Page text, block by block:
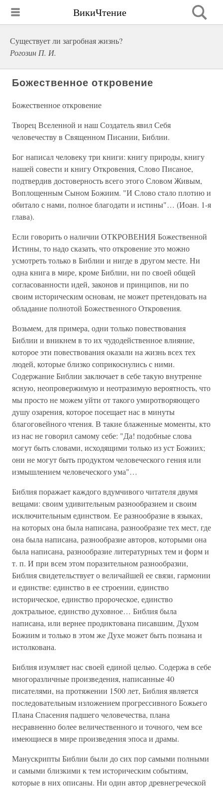
ВикиЧтение
Существует ли загробная жизнь?
Рогозин П. И.
Божественное откровение
Божественное откровение
Творец Вселенной и наш Создатель явил Себя
человечеству в Священном Писании, Библии.
Бог написал человеку три книги: книгу природы, книгу
нашей совести и книгу Откровения, Слово Писаное,
подтвердив достоверность всего этого Словом Живым,
Воплощенным Сыном Божиим. "И Слово стало плотию и
обитало с нами, полное благодати и истины"… (Иоан. 1-я
глава).
Если говорить о наличии ОТКРОВЕНИЯ Божественной
Истины, то надо сказать, что откровение это можно
усмотреть только в Библии и нигде в другом месте. Ни
одна книга в мире, кроме Библии, ни по своей общей
согласованности идей, законов и принципов, ни по
своим историческим основам, не может претендовать на
обладание полнотой Божественного Откровения.
Возьмем, для примера, одни только повествования
Библии и вникнем в то их чудодейственное влияние,
которое эти повествования оказали на жизнь всех тех
людей, которые близко соприкоснулись с ними.
Содержание Библии заключает в себе такую внутренне
ясную, неопровержимую и неотразимую вероятность, что
мы просто не можем уйти от такого умиротворяющего
душу озарения, которое посещает нас в минуты
благоговейного чтения. В такие блаженные моменты, кто
из нас не говорил самому себе: "Да! подобные слова
могут быть словами, исходящими только из уст Божиих;
они не могут быть продуктом человеческого гения или
измышлением человеческого ума"…
Библия поражает каждого вдумчивого читателя двумя
вещами: своим удивительным разнообразием и своим
исключительным единством. Ее разнообразие в языках,
на которых она была написана, разнообразие тех мест, где
она была написана, разнообразие авторов, которыми она
была написана, разнообразие литературных тем и форм и
т. п. И при всем этом поразительном разнообразии,
Библия свидетельствует о величайшей ее связи, гармонии
и единстве: единство в ее строении, единство
историческое, единство пророческое, единство
доктральное, единство духовное… Библия была
написана, или вернее продиктована писавшим, Духом
Божиим и только в этом же Духе может быть познана и
истолкована.
Библия изумляет нас своей единой целью. Содержа в себе
многоразличные произведения, написанные 40
писателями, на протяжении 1500 лет, Библия является
последовательным изложением прогрессивного Божьего
Плана Спасения падшего человечества, плана
несравненно более величественного и точного, чем все
имеющиеся в мире произведения эпоса и драмы.
Манускрипты Библии были до сих пор самыми полными
и самыми близкими к тем историческим событиям,
которые в них описаны. Ни один автор древнегреческой